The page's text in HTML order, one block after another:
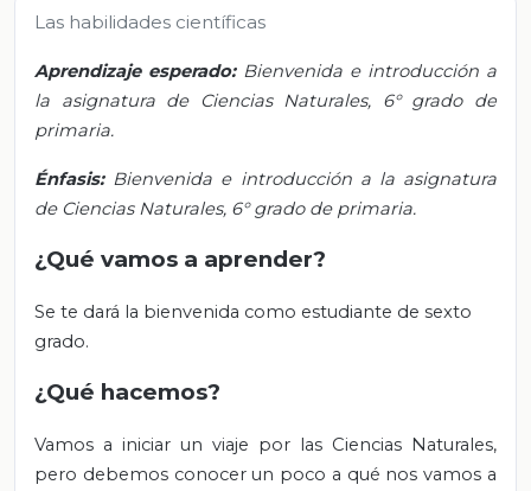
Las habilidades científicas
Aprendizaje esperado: Bienvenida e introducción a
la asignatura de Ciencias Naturales, 6° grado de
primaria.
Énfasis: Bienvenida e introducción a la asignatura
de Ciencias Naturales, 6° grado de primaria.
¿Qué vamos a aprender?
Se te dará la bienvenida como estudiante de sexto
grado.
¿Qué hacemos?
Vamos a iniciar un viaje por las Ciencias Naturales,
pero debemos conocer un poco a qué nos vamos a